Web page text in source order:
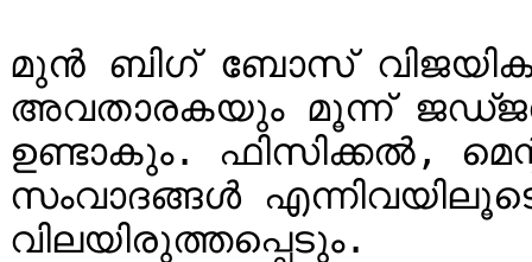
മുൻ ബിഗ് ബോസ്
അവതാരകയും മൂന്ന്
ഉണ്ടാകും. ഫിസിക്കൽ,
സംവാദങ്ങൾ
വിലയിരുത്തപ്പെടും.